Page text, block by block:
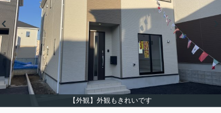
【外観】外観もきれいです